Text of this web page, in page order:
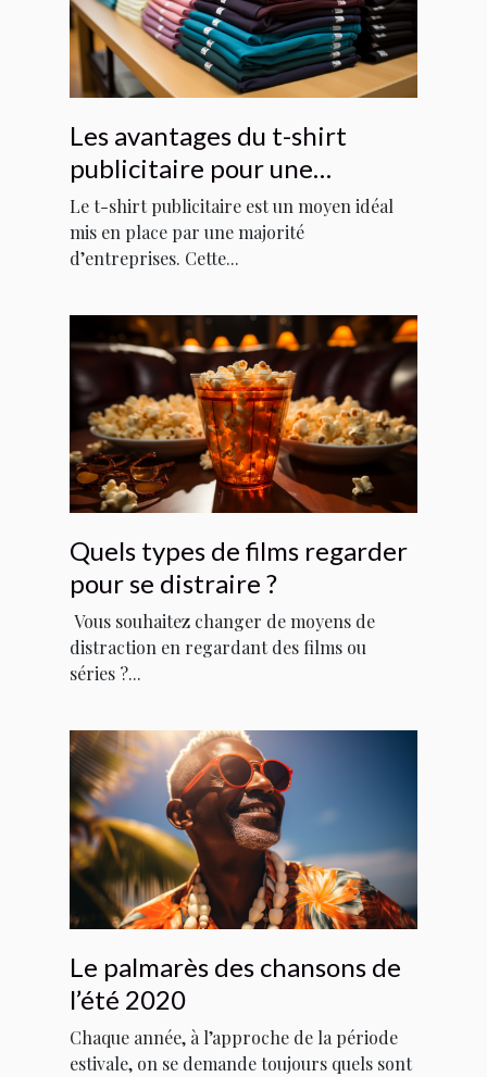
Les avantages du t-shirt
publicitaire pour une
entreprise
Le t-shirt publicitaire est un moyen idéal
mis en place par une majorité
d’entreprises. Cette...
Quels types de films regarder
pour se distraire ?
Vous souhaitez changer de moyens de
distraction en regardant des films ou
séries ?...
Le palmarès des chansons de
l’été 2020
Chaque année, à l’approche de la période
estivale, on se demande toujours quels sont